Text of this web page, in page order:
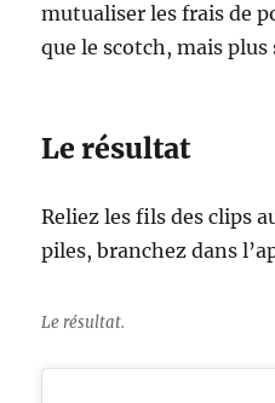
mutualiser les frais de
que le scotch, mais plus
Le résultat
Reliez les fils des clips
piles, branchez dans
Le résultat.